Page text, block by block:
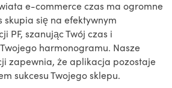
e-commerce czas ma ogromne
skupia się na efektywnym
PF, szanując Twój czas i
harmonogramu. Nasze
zapewnia, że aplikacja pozostaje
sukcesu Twojego sklepu.